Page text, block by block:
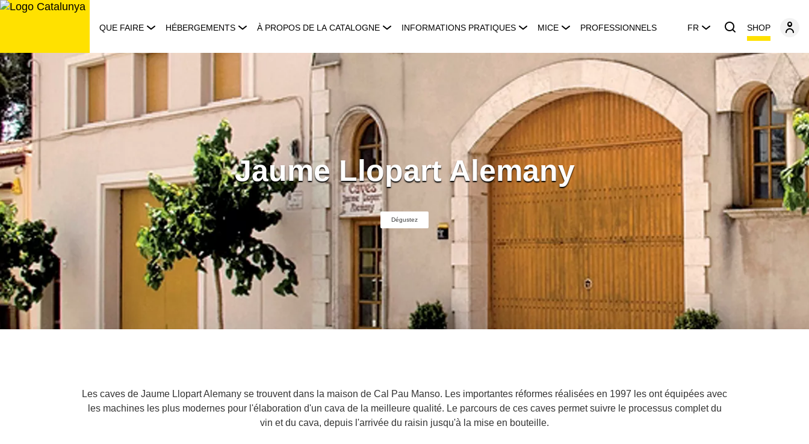
Aller
QUE FAIRE HÉBERGEMENTS À PROPOS DE LA CATALOGNE INFORMATIONS PRATIQUES MICE PROFESSIONNELS FR SHOP
Jaume Llopart Alemany
Dégustez
Les caves de Jaume Llopart Alemany se trouvent dans la maison de Cal Pau Manso. Les importantes réformes réalisées en 1997 les ont équipées avec
les machines les plus modernes pour l'élaboration d'un cava de la meilleure qualité. Le parcours de ces caves permet suivre le processus complet du
vin et du cava, depuis l'arrivée du raisin jusqu'à la mise en bouteille.